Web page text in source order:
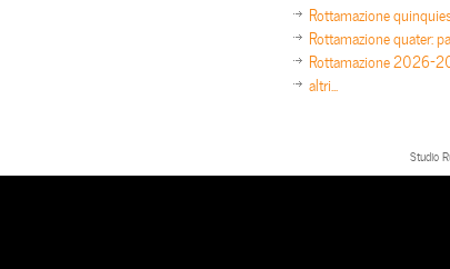
Rottamazione
Rottamazione quater:
Rottamazione 2026-
altri...
Studio